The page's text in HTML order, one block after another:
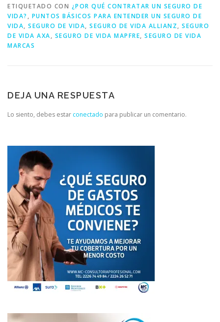
ETIQUETADO CON ¿POR QUÉ CONTRATAR UN SEGURO DE
VIDA? , PUNTOS BÁSICOS PARA ENTENDER UN SEGURO DE
VIDA, SEGURO DE VIDA, SEGURO DE VIDA ALLIANZ, SEGURO
DE VIDA AXA, SEGURO DE VIDA MAPFRE, SEGURO DE VIDA
MARCAS
DEJA UNA RESPUESTA
Lo siento, debes estar conectado para publicar un comentario.